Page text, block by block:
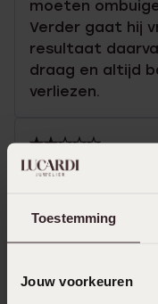
Toestemming
Jouw voorkeuren
moeten
Verder gaat hij
resultaat
draag en altijd
verliezen.
26-01-2026 - Lydia
leuk uit.